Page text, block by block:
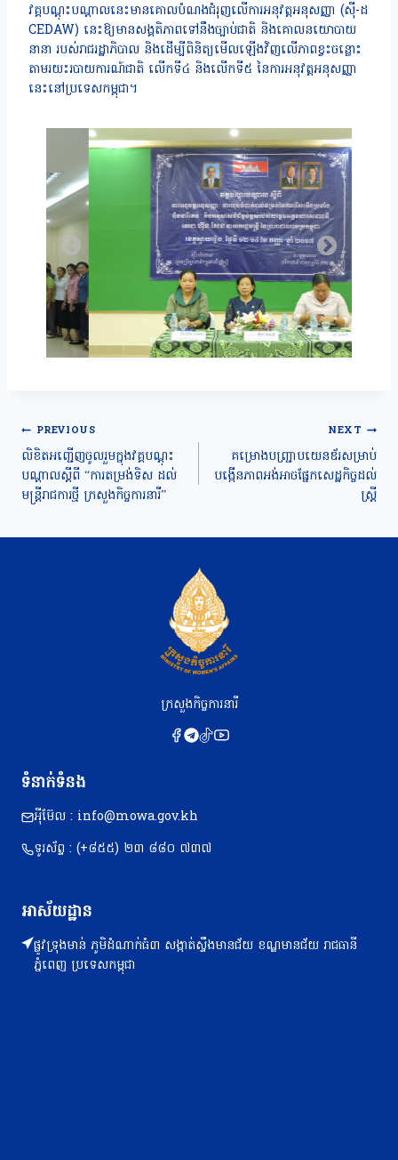
វគ្គបណ្តុះបណ្តាលនេះមានគោលបំណងជំរុញលើការអនុវត្តអនុសញ្ញា (ស៊ី-ដ
CEDAW) នេះឱ្យមានសង្គតិភាពទៅនឹងច្បាប់ជាតិ និងគោលនយោបាយ
នានា របស់រាជរដ្ឋាភិបាល និងដើម្បីពិនិត្យមើលឡើងវិញលើភាពខ្វះចន្លោះ
តាមរយះរបាយការណ៍ជាតិ លើកទី៤ និងលើកទី៥ នៃការអនុវត្តអនុសញ្ញា
នេះនៅប្រទេសកម្ពុជា។
Post
navigation
PREVIOUS
លិខិតអញ្ជើញចូលរួមក្នុងវគ្គបណ្តុះ
បណ្តាលស្តីពី “ការតម្រង់ទិស ដល់
មន្ត្រីរាជការថ្មី ក្រសួងកិច្ចការនារី”
NEXT
គម្រោងបញ្ជ្រាបយេនឌ័រសម្រាប់
បង្កើនភាពអង់អាចផ្នែកសេដ្ឋកិច្ចដល់
ស្ត្រី
ក្រសួងកិច្ចការនារី
ទំនាក់ទំនង
អុីម៊ែល : info@mowa.gov.kh
ទូរស័ព្ទ : (+៨៥៥) ២៣​ ៨៨០ ៧៣៧
អាស័យដ្ឋាន
ផ្លូវទ្រុងមាន់ ភូមិដំណាក់ធំ៣ សង្កាត់ស្ទឹងមានជ័យ ខណ្ឌមានជ័យ រាជធានី
ភ្នំពេញ ប្រទេសកម្ពុជា